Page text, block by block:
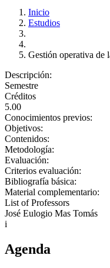
Inicio
Estudios
Gestión operativa de
Descripción:
Semestre
Créditos
5.00
Conocimientos previos:
Objetivos:
Contenidos:
Metodología:
Evaluación:
Criterios evaluación:
Bibliografía básica:
Material complementario:
List of Professors
José Eulogio Mas Tomás
i
Agenda